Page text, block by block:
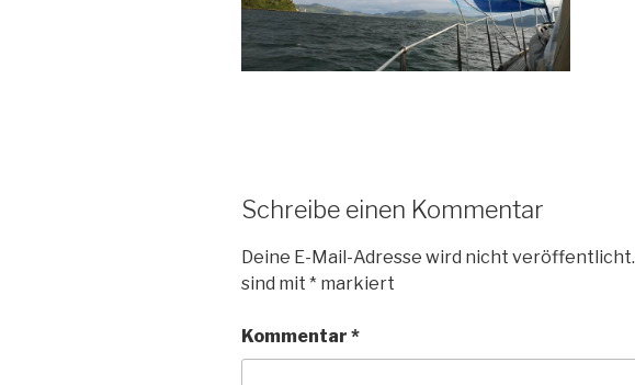
Schreibe einen Kommentar
Deine E-Mail-Adresse wird nicht veröffentlicht.
sind mit * markiert
Kommentar *